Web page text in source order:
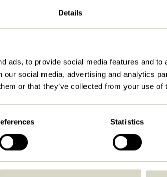
Details
ads, to provide social media features and
our social media, advertising and analytics
or that they’ve collected from your use of
Statistics
Studio Cadre 70×100 Naturel
779,00 kr.
Ajouter au panier
Plex